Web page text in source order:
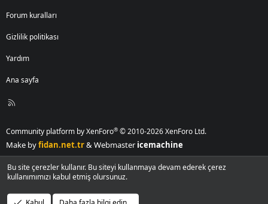
Forum kuralları
Gizlilik politikası
Yardım
Ana sayfa
R
Community platform by XenForo® © 2010-2026 XenForo Ltd.
Make byfidan.net.tr& Webmaster icemachine
Bu site çerezler kullanır. Bu siteyi kullanmaya devam ederek çerez
kullanımımızı kabul etmiş olursunuz.